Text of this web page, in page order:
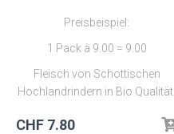
Preisbeispiel:
1 Pack à 9.00 = 9.00
Fleisch von Schottischen
Hochlandrindern in Bio Qualität.
CHF 7.80